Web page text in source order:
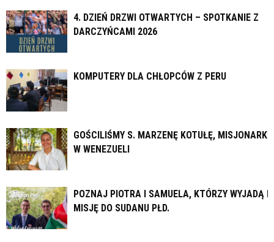
4. DZIEŃ DRZWI OTWARTYCH – SPOTKANIE Z
DARCZYŃCAMI 2026
KOMPUTERY DLA CHŁOPCÓW Z PERU
GOŚCILIŚMY S. MARZENĘ KOTUŁĘ, MISJONARKĘ
W WENEZUELI
POZNAJ PIOTRA I SAMUELA, KTÓRZY WYJADĄ
MISJĘ DO SUDANU PŁD.